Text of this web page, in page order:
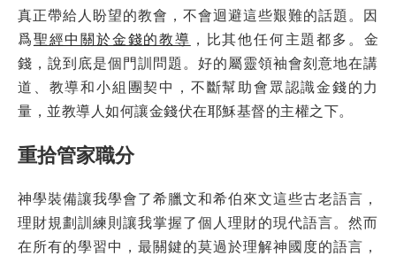
真正帶給人盼望的教會，不會迴避這些艱難的話題。因
爲聖經中關於金錢的教導 ，比其他任何主題都多。金
錢，說到底是個門訓問題。好的屬靈領袖會刻意地在講
道、教導和小組團契中，不斷幫助會眾認識金錢的力
量，並教導人如何讓金錢伏在耶穌基督的主權之下。
重拾管家職分
神學裝備讓我學會了希臘文和希伯來文這些古老語言，
理財規劃訓練則讓我掌握了個人理財的現代語言。然而
在所有的學習中，最關鍵的莫過於理解神國度的語言，